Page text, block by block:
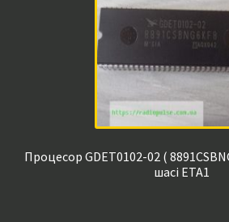
Процесор GDET0102-02 (
шасі ETA1